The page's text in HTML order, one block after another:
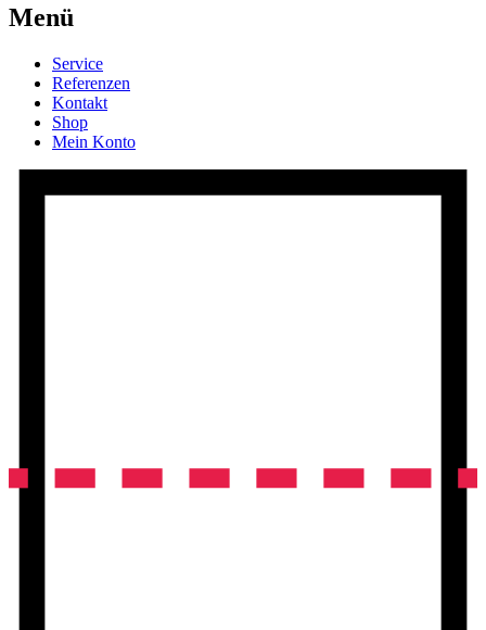
Menü
Service
Referenzen
Kontakt
Shop
Mein Konto